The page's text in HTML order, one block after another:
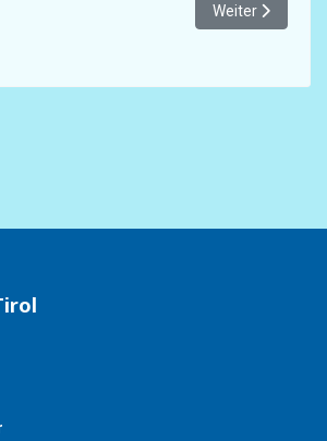
Jedes Kind ist hoch begabt: DieNächster
Weiter